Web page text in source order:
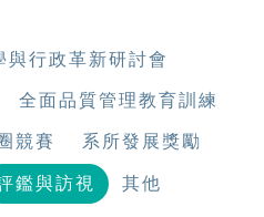
與行政革新研討會
全面品質管理教育訓練
競賽 系所發展獎勵
鑑與訪視 其他